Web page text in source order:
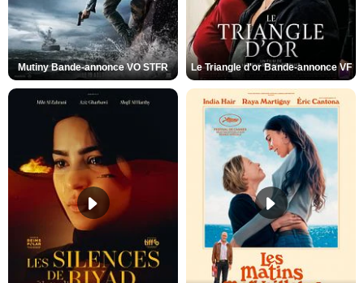
Mutiny Bande-annonce VO STFR Le Triangle d'or Bande-annonce VF